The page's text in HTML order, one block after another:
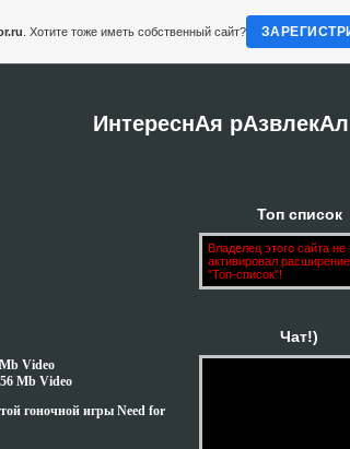
ИнтереснАя
Video
Mb Video
гоночной игры Need for
Топ список
Владелец этого сайта не
активировал расширение
"Топ-список"!
Чат!)
. Хотите тоже иметь собственный сайт?